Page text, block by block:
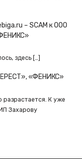
– SCAM кООО
здесь […]
«ФЕНИКС»
разрастается. К уже
Захарову